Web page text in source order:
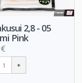
2,8 - 05
Pink